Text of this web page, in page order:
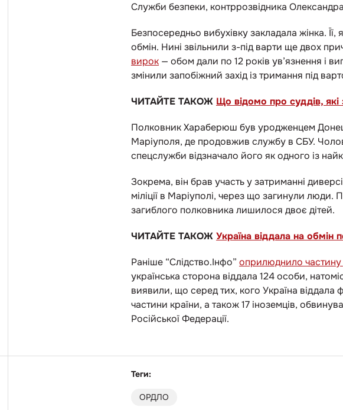
Служби безпеки, контррозвідника
Безпосередньо вибухівку закладала жінка. Її,
обмін. Нині звільнили з-під варти ще двох
вирок — обом дали по 12 років ув’язнення і
змінили запобіжний захід із тримання під
ЧИТАЙТЕ ТАКОЖ Що відомо про суддів, які
Полковник Хараберюш був уродженцем
Маріуполя, де продовжив службу в СБУ.
спецслужби відзначало його як одного із
Зокрема, він брав участь у затриманні
міліції в Маріуполі, через що загинули люди.
загиблого полковника лишилося двоє дітей.
ЧИТАЙТЕ ТАКОЖ Україна віддала на обмін
Раніше “Слідство.Інфо” оприлюднило частину
українська сторона віддала 124 особи,
виявили, що серед тих, кого Україна віддала
частини країни, а також 17 іноземців,
Російської Федерації.
Теги:
ОРДЛО